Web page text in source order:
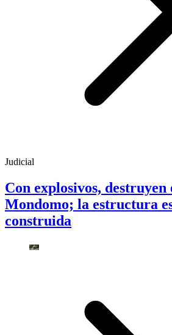
Judicial
Con explosivos, destruyen
Mondomo; la estructura
construida